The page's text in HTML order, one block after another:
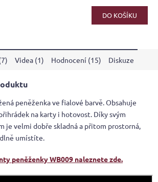
DO KOŠÍKU
Videa (1) Hodnocení (15) Diskuze
peněženka ve fialové barvě. Obsahuje
na karty i hotovost. Díky svým
je velmi dobře skladná a přitom prostorná,
umístíte.
peněženky WB009 naleznete zde.